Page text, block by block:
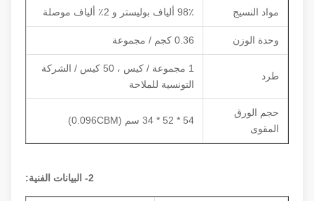
مواد النسيج
وحدة الوزن
1 مجموعة / كيس ، 50 كيس / الشركة
التونسية للملاحة
حجم الورق
المقوى